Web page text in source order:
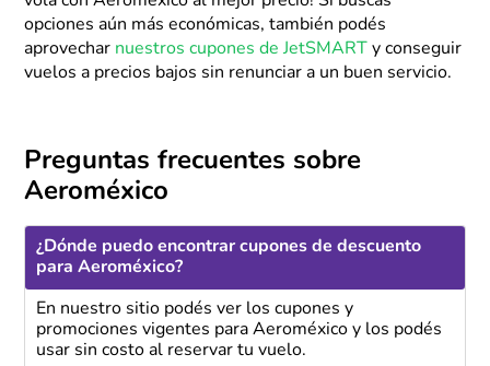
opciones aún más económicas, también podés
aprovechar nuestros cupones de JetSMART y conseguir
vuelos a precios bajos sin renunciar a un buen servicio.
Preguntas frecuentes sobre
Aeroméxico
¿Dónde puedo encontrar cupones de descuento
para Aeroméxico?
En nuestro sitio podés ver los cupones y
promociones vigentes para Aeroméxico y los podés
usar sin costo al reservar tu vuelo.